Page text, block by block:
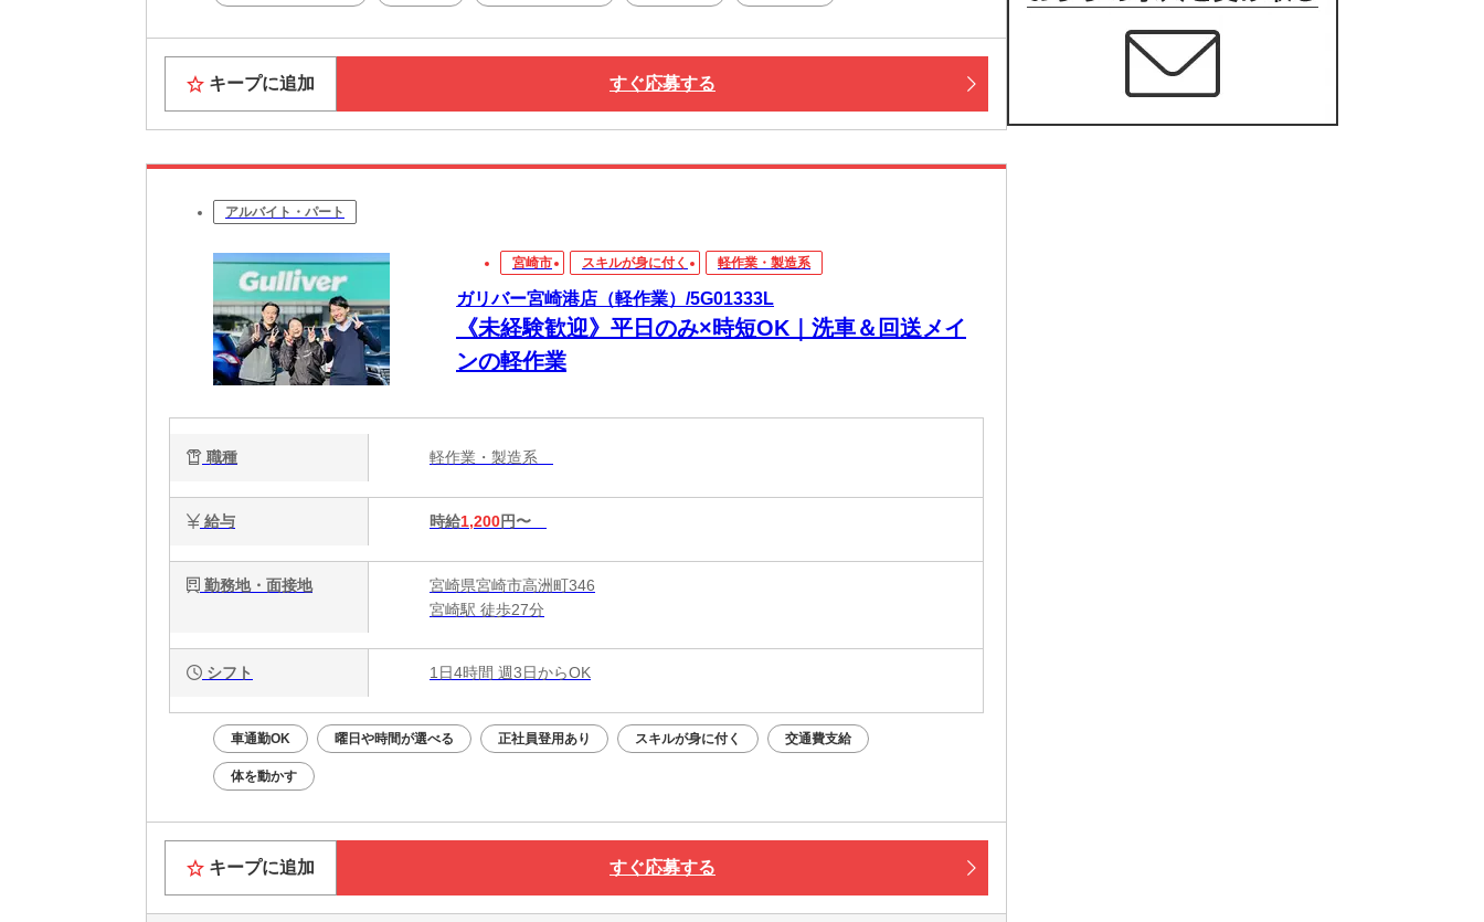
キープに追加 すぐ応募する
アルバイト・パート
宮崎市 スキルが身に付く 軽作業・製造系
ガリバー宮崎港店（軽作業）/5G01333L
《未経験歓迎》平日のみ×時短OK｜洗車＆回送メイ
ンの軽作業
職種 軽作業・製造系
給与 時給1,200円〜
勤務地・面接地
宮崎県宮崎市高洲町346
宮崎駅 徒歩27分
シフト 1日4時間 週3日からOK
車通勤OK 曜日や時間が選べる 正社員登用あり スキルが身に付く 交通費支給
体を動かす
キープに追加 すぐ応募する